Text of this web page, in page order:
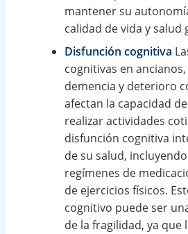
mantener su
calidad de vida y salud
Disfunción cognitiva
cognitivas en
demencia y deterioro
afectan la capacidad
realizar actividades
disfunción cognitiva
de su salud,
regímenes de
de ejercicios físicos.
cognitivo puede ser
de la fragilidad, ya que